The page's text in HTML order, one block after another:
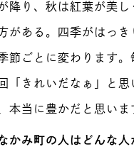
降り、秋は紅葉が美し
がある。四季がはっき
節ごとに変わります。
「きれいだなぁ」と思
本当に豊かだと思いま
かみ町の人はどんな人